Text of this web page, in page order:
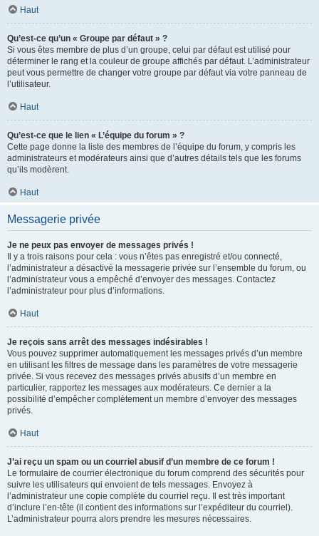
Haut
Qu’est-ce qu’un « Groupe par défaut » ?
Si vous êtes membre de plus d’un groupe, celui par défaut est utilisé pour
déterminer le rang et la couleur de groupe affichés par défaut. L’administrateur
peut vous permettre de changer votre groupe par défaut via votre panneau de
l’utilisateur.
Haut
Qu’est-ce que le lien « L’équipe du forum » ?
Cette page donne la liste des membres de l’équipe du forum, y compris les
administrateurs et modérateurs ainsi que d’autres détails tels que les forums
qu’ils modèrent.
Haut
Messagerie privée
Je ne peux pas envoyer de messages privés !
Il y a trois raisons pour cela : vous n’êtes pas enregistré et/ou connecté,
l’administrateur a désactivé la messagerie privée sur l’ensemble du forum, ou
l’administrateur vous a empêché d’envoyer des messages. Contactez
l’administrateur pour plus d’informations.
Haut
Je reçois sans arrêt des messages indésirables !
Vous pouvez supprimer automatiquement les messages privés d’un membre
en utilisant les filtres de message dans les paramètres de votre messagerie
privée. Si vous recevez des messages privés abusifs d’un membre en
particulier, rapportez les messages aux modérateurs. Ce dernier a la
possibilité d’empêcher complètement un membre d’envoyer des messages
privés.
Haut
J’ai reçu un spam ou un courriel abusif d’un membre de ce forum !
Le formulaire de courrier électronique du forum comprend des sécurités pour
suivre les utilisateurs qui envoient de tels messages. Envoyez à
l’administrateur une copie complète du courriel reçu. Il est très important
d’inclure l’en-tête (il contient des informations sur l’expéditeur du courriel).
L’administrateur pourra alors prendre les mesures nécessaires.